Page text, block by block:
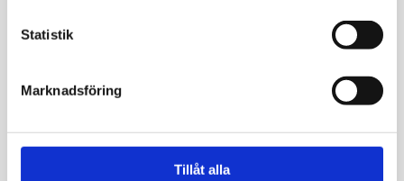
Statistik
Marknadsföring
Tillåt alla